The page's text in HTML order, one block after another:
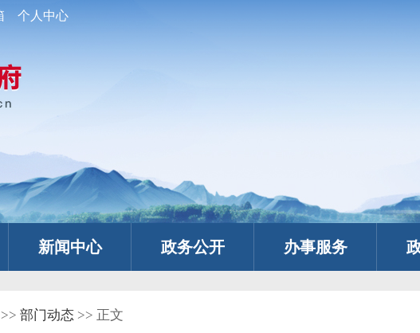
个人中心
新闻中心 政务公开 办事服务
部门动态>> 正文